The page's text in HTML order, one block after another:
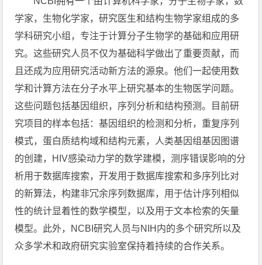
学家，生物化学家，研究医生和结构生物学家组成的多
学科研究小组，专注于计算分子生物学的基础和应用研
究。这些研究人员不仅为基础科学做出了重要贡献，而
且还成为应用研究活动新方法的源泉。他们一起使用数
学和计算方法在分子水平上研究基本的生物医学问题。
这些问题包括基因组织，序列分析和结构预测。目前研
究项目的样本包括：基因组织的检测和分析，重复序列
模式，蛋白质结构域和结构元素，人类基因组基因图谱
的创建，HIV感染动力学的数学建模，测序错误影响的分
析用于数据库搜索，开发用于数据库搜索和多序列比对
的新算法，构建非冗余序列数据库，用于估计序列相似
性的统计显着性的数学模型，以及用于文本检索的矢量
模型。此外，NCBI研究人员与NIH内的多个研究所以及
众多学术和政府研究实验室保持着持续的合作关系。